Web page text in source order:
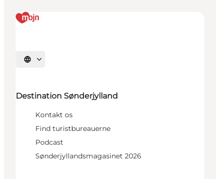
Vælg sprog
Destination Sønderjylland
Kontakt os
Find turistbureauerne
Podcast
Sønderjyllandsmagasinet 2026